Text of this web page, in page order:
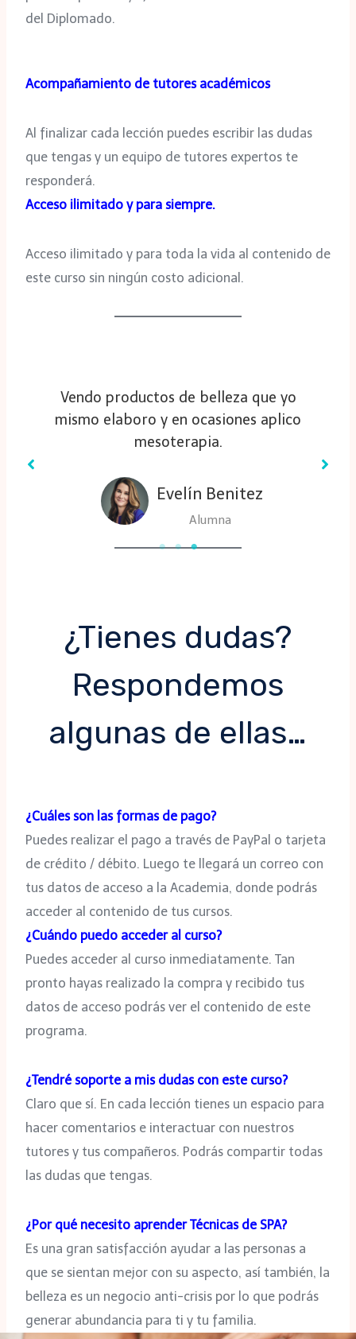
del Diplomado.
Acompañamiento de tutores académicos
Al finalizar cada lección puedes escribir las dudas
que tengas y un equipo de tutores expertos te
responderá.
Acceso ilimitado y para siempre.
Acceso ilimitado y para toda la vida al contenido de
este curso sin ningún costo adicional.
Mejoré mis habilidades con las
técnicas aprendidas y en estos
momentos ya hasta imparto cursos.
Carlos Torres
Alumna
¿Tienes dudas?
Respondemos
algunas de ellas…
¿Cuáles son las formas de pago?
Puedes realizar el pago a través de PayPal o tarjeta
de crédito / débito. Luego te llegará un correo con
tus datos de acceso a la Academia, donde podrás
acceder al contenido de tus cursos.
¿Cuándo puedo acceder al curso?
Puedes acceder al curso inmediatamente. Tan
pronto hayas realizado la compra y recibido tus
datos de acceso podrás ver el contenido de este
programa.
¿Tendré soporte a mis dudas con este curso?
Claro que sí. En cada lección tienes un espacio para
hacer comentarios e interactuar con nuestros
tutores y tus compañeros. Podrás compartir todas
las dudas que tengas.
¿Por qué necesito aprender Técnicas de SPA?
Es una gran satisfacción ayudar a las personas a
que se sientan mejor con su aspecto, así también, la
belleza es un negocio anti-crisis por lo que podrás
generar abundancia para ti y tu familia.